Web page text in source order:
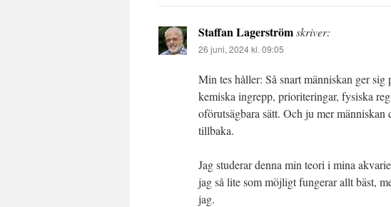
Staffan Lagerströmskriver:
26 juni, 2024 kl. 09:05
Min tes håller: Så snart människan ger
kemiska ingrepp, prioriteringar, fysiska
oförutsägbara sätt. Och ju mer människan
tillbaka.
Jag studerar denna min teori i mina
jag så lite som möjligt fungerar allt bäst,
jag.